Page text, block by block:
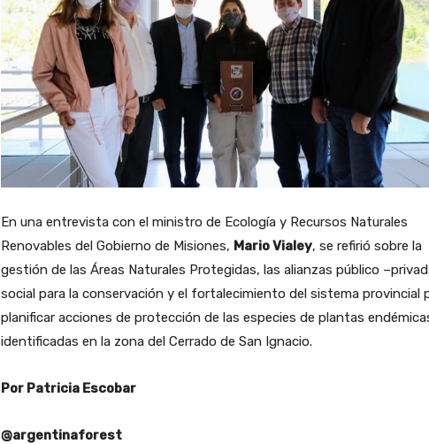
En una entrevista con el ministro de Ecología y Recursos Naturales
Renovables del Gobierno de Misiones, Mario Vialey, se refirió sobre la
gestión de las Áreas Naturales Protegidas, las alianzas público
social para la conservación y el fortalecimiento del sistema provincial
planificar acciones de protección de las especies de plantas
identificadas en la zona del Cerrado de San Ignacio.
Por Patricia Escobar
@argentinaforest